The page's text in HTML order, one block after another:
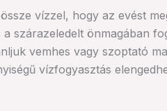
vízzel, hogy az evést
szárazeledelt önmagában
vemhes vagy szoptató
vízfogyasztás